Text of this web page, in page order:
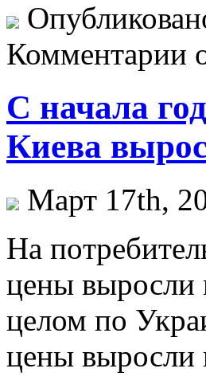
Комментарии
С начала
Киева
Март 17th,
Нa
цены выросли
целом по
цены выросли